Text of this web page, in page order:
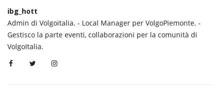
ibg_hott
Admin di Volgoitalia. - Local Manager per VolgoPiemonte. -
Gestisco la parte eventi, collaborazioni per la comunità di
VolgoItalia.